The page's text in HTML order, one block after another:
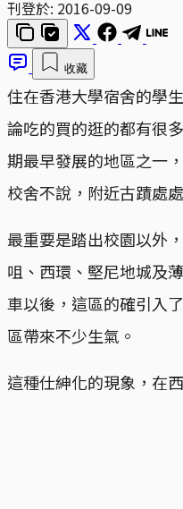
刊登於: 2016-09-09
收藏
住在香港大學宿舍的學
論吃的買的逛的都有很
期最早發展的地區之一
校舍不說，附近古蹟處
最重要是踏出校園以外
咀、西環、堅尼地城及
車以後，這區的確引入
區帶來不少生氣。
這種仕紳化的現象，在